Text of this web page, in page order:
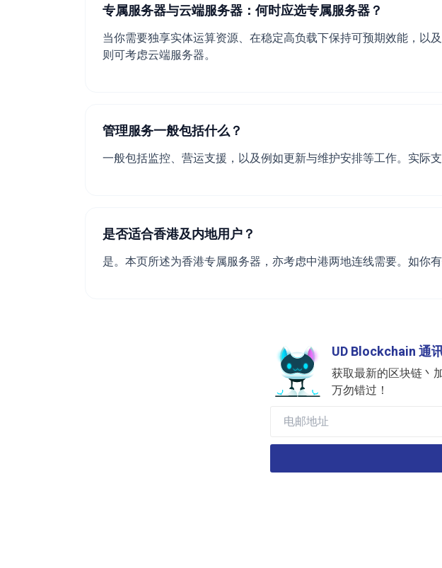
专属服务器与云端服务器：何时应选专属服务器？
当你需要独享实体运算资源、在稳定高负载下保持可预期效能，以
则可考虑云端服务器。
管理服务一般包括什么？
一般包括监控、营运支援，以及例如更新与维护安排等工作。实际
是否适合香港及内地用户？
是。本页所述为香港专属服务器，亦考虑中港两地连线需要。如你
UD Blockchain 通
获取最新的区块链丶
万勿错过！